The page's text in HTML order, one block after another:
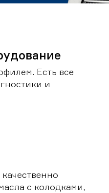
Есть все
и
с колодками,